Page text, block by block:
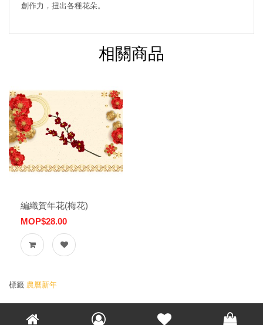
創作力，扭出各種花朵。
相關商品
編織賀年花(梅花)
MOP$28.00
標籤 農曆新年